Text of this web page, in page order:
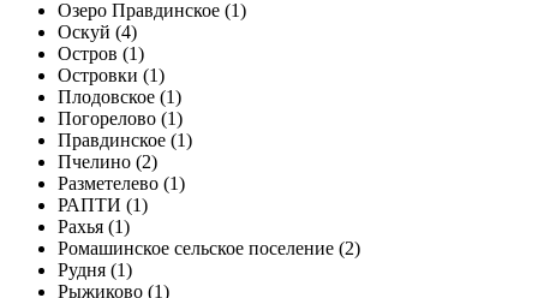
Озеро Правдинское (1)
Оскуй (4)
Остров (1)
Островки (1)
Плодовское (1)
Погорелово (1)
Правдинское (1)
Пчелино (2)
Разметелево (1)
РАПТИ (1)
Рахья (1)
Ромашинское сельское поселение (2)
Рудня (1)
Рыжиково (1)